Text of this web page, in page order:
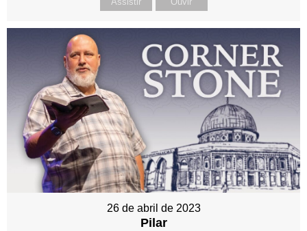
26 de abril de 2023
Pilar